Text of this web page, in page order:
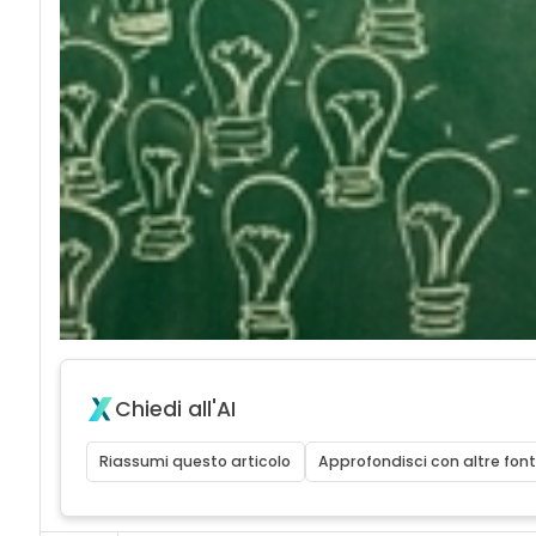
Chiedi all'AI
Riassumi questo articolo Approfondisci con altre